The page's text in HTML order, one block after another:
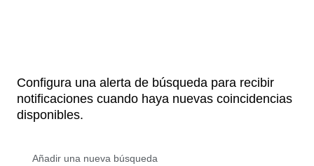
Configura una alerta de búsqueda para recibir
notificaciones cuando haya nuevas coincidencias
disponibles.